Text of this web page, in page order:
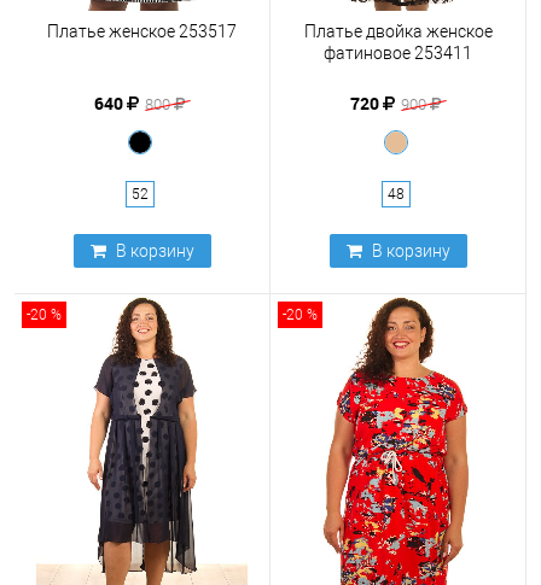
Платье женское 253517
640 800
52
В корзину
Платье двойка женское
фатиновое 253411
720 900
48
В корзину
-20 % -20 %